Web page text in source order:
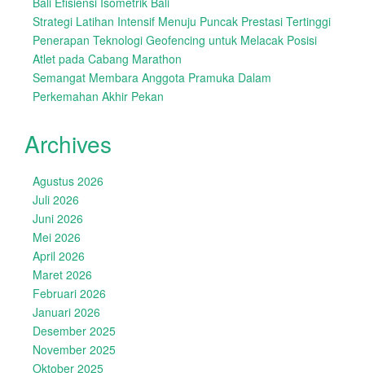
Strategi Latihan Intensif Menuju Puncak Prestasi Tertinggi
Penerapan Teknologi Geofencing untuk Melacak Posisi
Atlet pada Cabang Marathon
Semangat Membara Anggota Pramuka Dalam
Perkemahan Akhir Pekan
Archives
Agustus 2026
Juli 2026
Juni 2026
Mei 2026
April 2026
Maret 2026
Februari 2026
Januari 2026
Desember 2025
November 2025
Oktober 2025